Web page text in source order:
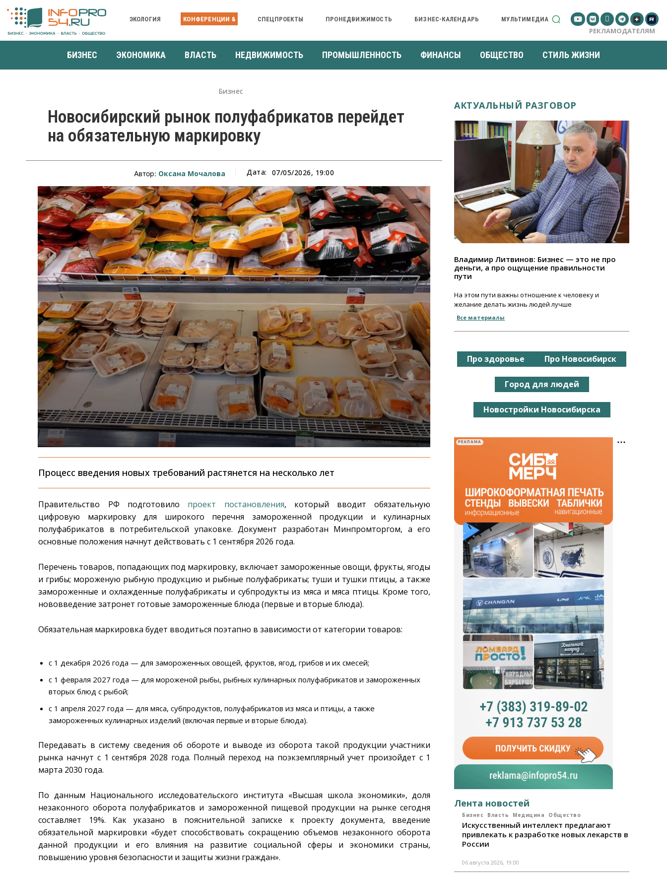
ЭКОЛОГИЯ КОНФЕРЕНЦИИ & СПЕЦПРОЕКТЫ ПРОНЕДВИЖИМОСТЬ БИЗНЕС-КАЛЕНДАРЬ МУЛЬТИМЕДИА
РЕКЛАМОДАТЕЛЯМ
БИЗНЕС ЭКОНОМИКА ВЛАСТЬ НЕДВИЖИМОСТЬ ПРОМЫШЛЕННОСТЬ ФИНАНСЫ ОБЩЕСТВО СТИЛЬ ЖИЗНИ
Бизнес
Новосибирский рынок полуфабрикатов перейдет
на обязательную маркировку
Автор: Оксана Мочалова Дата: 07/05/2026, 19:00
Процесс введения новых требований растянется на несколько лет
Правительство РФ подготовило проект постановления, который вводит обязательную
цифровую маркировку для широкого перечня замороженной продукции и кулинарных
полуфабрикатов в потребительской упаковке. Документ разработан Минпромторгом, а его
основные положения начнут действовать с 1 сентября 2026 года.
Перечень товаров, попадающих под маркировку, включает замороженные овощи, фрукты, ягоды
и грибы; мороженую рыбную продукцию и рыбные полуфабрикаты; туши и тушки птицы, а также
замороженные и охлажденные полуфабрикаты и субпродукты из мяса и мяса птицы. Кроме того,
нововведение затронет готовые замороженные блюда (первые и вторые блюда).
Обязательная маркировка будет вводиться поэтапно в зависимости от категории товаров:
с 1 декабря 2026 года — для замороженных овощей, фруктов, ягод, грибов и их смесей;
с 1 февраля 2027 года — для мороженой рыбы, рыбных кулинарных полуфабрикатов и замороженных
вторых блюд с рыбой;
с 1 апреля 2027 года — для мяса, субпродуктов, полуфабрикатов из мяса и птицы, а также
замороженных кулинарных изделий (включая первые и вторые блюда).
Передавать в систему сведения об обороте и выводе из оборота такой продукции участники
рынка начнут с 1 сентября 2028 года. Полный переход на поэкземплярный учет произойдет с 1
марта 2030 года.
По данным Национального исследовательского института «Высшая школа экономики», доля
незаконного оборота полуфабрикатов и замороженной пищевой продукции на рынке сегодня
составляет 19%. Как указано в пояснительной записке к проекту документа, введение
обязательной маркировки «будет способствовать сокращению объемов незаконного оборота
данной продукции и его влияния на развитие социальной сферы и экономики страны,
повышению уровня безопасности и защиты жизни граждан».
АКТУАЛЬНЫЙ РАЗГОВОР
Владимир Литвинов: Бизнес — это не про
деньги, а про ощущение правильности
пути
На этом пути важны отношение к человеку и
желание делать жизнь людей лучше
Все материалы
Про здоровье Про Новосибирск
Город для людей
Новостройки Новосибирска
РЕКЛАМА
Лента новостей
Бизнес Власть Медицина Общество
Искусственный интеллект предлагают
привлекать к разработке новых лекарств в
России
06 августа 2026, 19:00